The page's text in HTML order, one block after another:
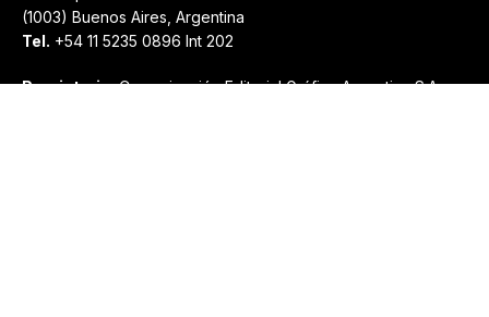
(1003) Buenos Aires, Argentina
Tel. +54 11 5235 0896 Int 202
Propietario:Comunicación Editorial Gráfica Argentina S.A.